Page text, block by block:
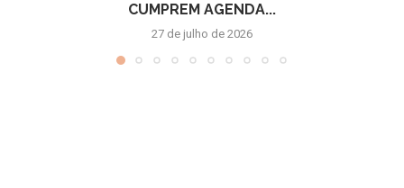
CUMPREM AGENDA...
27 de julho de 2026